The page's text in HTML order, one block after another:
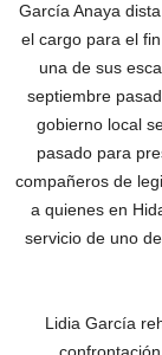
García Anaya
el cargo para el
una de sus
septiembre
gobierno local
pasado para
compañeros de
a quienes en
servicio de uno
Lidia García